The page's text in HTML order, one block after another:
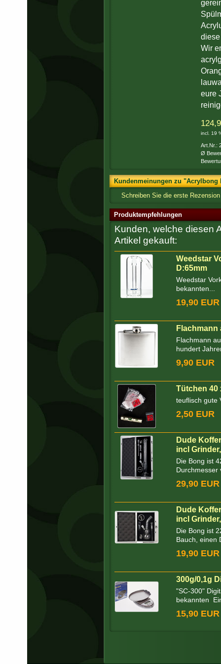
Wir
eure
incl. 19
Art.Nr.:
Ø
Kundenmeinungen zu "Acrylbong
Schreiben Sie die erste
Produktempfehlungen
Kunden, welche diesen
Artikel gekauft:
Weedstar
D:65mm
Weedstar
bekannten...
19,90 EUR
Flachmann
Flachmann
hundert
9,90 EUR
Tütchen 40
teuflisch gute
2,50 EUR
Dude
incl
Die Bong ist
Durchmesser
29,90 EUR
Dude
incl
Die Bong ist
Bauch, einen
19,90 EUR
300g/0,1g
"SC-300"
bekannten
15,90 EUR